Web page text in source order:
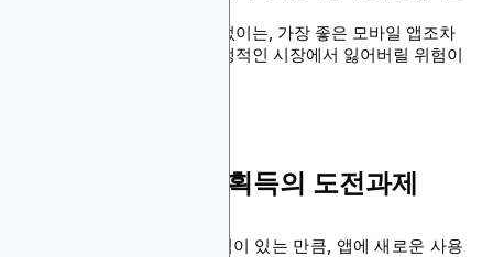
지속적인 사용자 획득 없이는, 가장 좋은 모바일 앱조차
도 빠르게 변화하고 경쟁적인 시장에서 잃어버릴 위험이
앱을 위한 사용자 획득의 도전과제
좋은 UA 전략의 수많은 장점이 있는 만큼, 앱에 새로운 사용